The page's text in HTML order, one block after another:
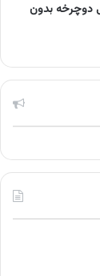
دوچرخه بدون